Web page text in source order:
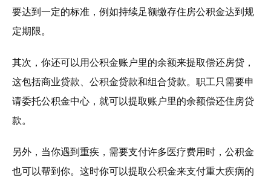
要达到一定的标准，例如持续足额缴存住房公积金达到规
定期限。
其次，你还可以用公积金账户里的余额来提取偿还房贷，
这包括商业贷款、公积金贷款和组合贷款。职工只需要申
请委托公积金中心，就可以提取账户里的余额偿还住房贷
款。
另外，当你遇到重疾，需要支付许多医疗费用时，公积金
也可以帮到你。这时你可以提取公积金来支付重大疾病的